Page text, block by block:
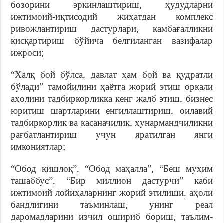
бозорини эркинлаштириш, ҳудудларни
ижтимоий-иқтисодий жиҳатдан комплекс
ривожлантириш дастурлари, камбағалликни
қисқартириш бўйича белгиланган вазифалар
ижроси;
“Халқ бой бўлса, давлат ҳам бой ва қудратли
бўлади” тамойилини ҳаётга жорий этиш орқали
аҳолини тадбиркорликка кенг жалб этиш, бизнес
юритиш шартларини енгиллаштириш, оилавий
тадбиркорлик ва касаначилик, ҳунармандчиликни
рағбатлантириш учун яратилган янги
имкониятлар;
“Обод қишлоқ”, “Обод маҳалла”, “Беш муҳим
ташаббус”, “Бир миллион дастурчи” каби
ижтимоий лойиҳаларнинг жорий этилиши, аҳоли
бандлигини таъминлаш, унинг реал
даромадларини изчил ошириб бориш, таълим-